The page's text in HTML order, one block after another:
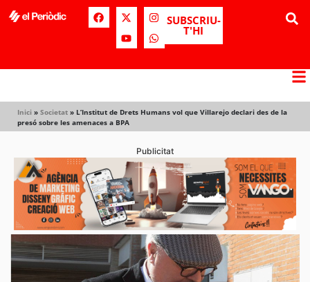
SUBSCRIU-
T'HI
Inici » Societat » L’Institut de Drets Humans vol que Villarejo declari des de la
presó sobre les amenaces a BPA
Publicitat